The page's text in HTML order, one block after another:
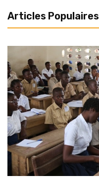
Articles Populaires